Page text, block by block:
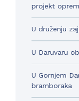
projekt
U druženju
U Daruvaru
U Gornjem
bramboraka